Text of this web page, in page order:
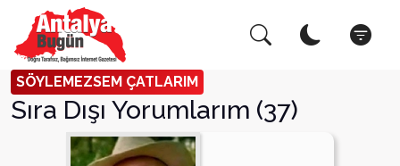
SÖYLEMEZSEM ÇATLARIM
Sıra Dışı Yorumlarım (37)
Arama Yap! Kapat